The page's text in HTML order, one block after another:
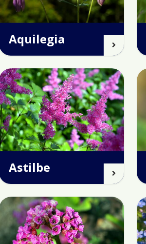
Aquilegia
Astilbe